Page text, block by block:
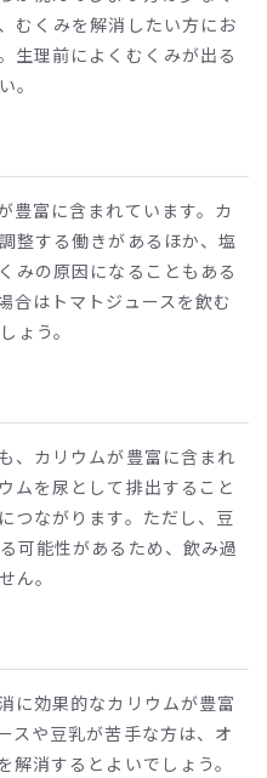
むくみを解消したい方にお
生理前によくむくみが出る
。
豊富に含まれています。カ
整する働きがあるほか、塩
みの原因になることもある
合はトマトジュースを飲む
ょう。
、カリウムが豊富に含まれ
ムを尿として排出すること
つながります。ただし、豆
可能性があるため、飲み過
ん。
に効果的なカリウムが豊富
スや豆乳が苦手な方は、オ
解消するとよいでしょう。